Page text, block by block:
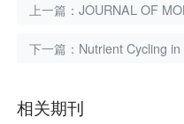
上一篇：JOURNAL OF
下一篇： Nutrient Cycling
相关期刊